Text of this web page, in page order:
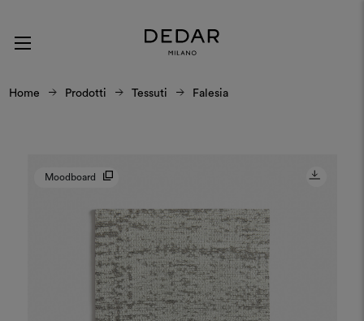
Home Prodotti Tessuti Falesia
Moodboard